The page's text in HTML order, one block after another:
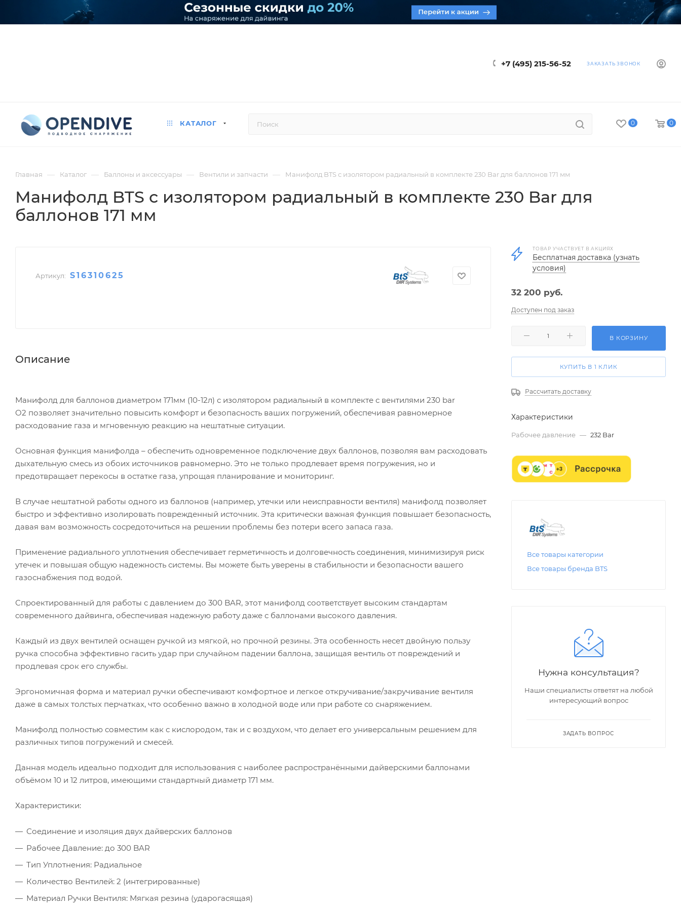
+7 (495) 215-56-52 ЗАКАЗАТЬ ЗВОНОК
КАТАЛОГ 0 0
Главная — Каталог — Баллоны и аксессуары — Вентили и запчасти — Манифолд BTS с изолятором радиальный в комплекте 230 Bar для баллонов 171 мм
Манифолд BTS с изолятором радиальный в комплекте 230 Bar для
баллонов 171 мм
Артикул: S16310625
Описание
Манифолд для баллонов диаметром 171мм (10-12л) с изолятором радиальный в комплекте с вентилями 230 bar
O2 позволяет значительно повысить комфорт и безопасность ваших погружений, обеспечивая равномерное
расходование газа и мгновенную реакцию на нештатные ситуации.
Основная функция манифолда – обеспечить одновременное подключение двух баллонов, позволяя вам расходовать
дыхательную смесь из обоих источников равномерно. Это не только продлевает время погружения, но и
предотвращает перекосы в остатке газа, упрощая планирование и мониторинг.
В случае нештатной работы одного из баллонов (например, утечки или неисправности вентиля) манифолд позволяет
быстро и эффективно изолировать поврежденный источник. Эта критически важная функция повышает безопасность,
давая вам возможность сосредоточиться на решении проблемы без потери всего запаса газа.
Применение радиального уплотнения обеспечивает герметичность и долговечность соединения, минимизируя риск
утечек и повышая общую надежность системы. Вы можете быть уверены в стабильности и безопасности вашего
газоснабжения под водой.
Спроектированный для работы с давлением до 300 BAR, этот манифолд соответствует высоким стандартам
современного дайвинга, обеспечивая надежную работу даже с баллонами высокого давления.
Каждый из двух вентилей оснащен ручкой из мягкой, но прочной резины. Эта особенность несет двойную пользу
ручка способна эффективно гасить удар при случайном падении баллона, защищая вентиль от повреждений и
продлевая срок его службы.
Эргономичная форма и материал ручки обеспечивают комфортное и легкое откручивание/закручивание вентиля
даже в самых толстых перчатках, что особенно важно в холодной воде или при работе со снаряжением.
Манифолд полностью совместим как с кислородом, так и с воздухом, что делает его универсальным решением для
различных типов погружений и смесей.
Данная модель идеально подходит для использования с наиболее распространёнными дайверскими баллонами
объёмом 10 и 12 литров, имеющими стандартный диаметр 171 мм.
Характеристики:
Соединение и изоляция двух дайверских баллонов
Рабочее Давление: до 300 BAR
Тип Уплотнения: Радиальное
Количество Вентилей: 2 (интегрированные)
Материал Ручки Вентиля: Мягкая резина (ударогасящая)
ТОВАР УЧАСТВУЕТ В АКЦИЯХ
Бесплатная доставка (узнать
условия)
32 200 руб.
Доступен под заказ
В КОРЗИНУ
КУПИТЬ В 1 КЛИК
Рассчитать доставку
Характеристики
Рабочее давление — 232 Bar
Все товары категории
Все товары бренда BTS
Нужна консультация?
Наши специалисты ответят на любой
интересующий вопрос
ЗАДАТЬ ВОПРОС